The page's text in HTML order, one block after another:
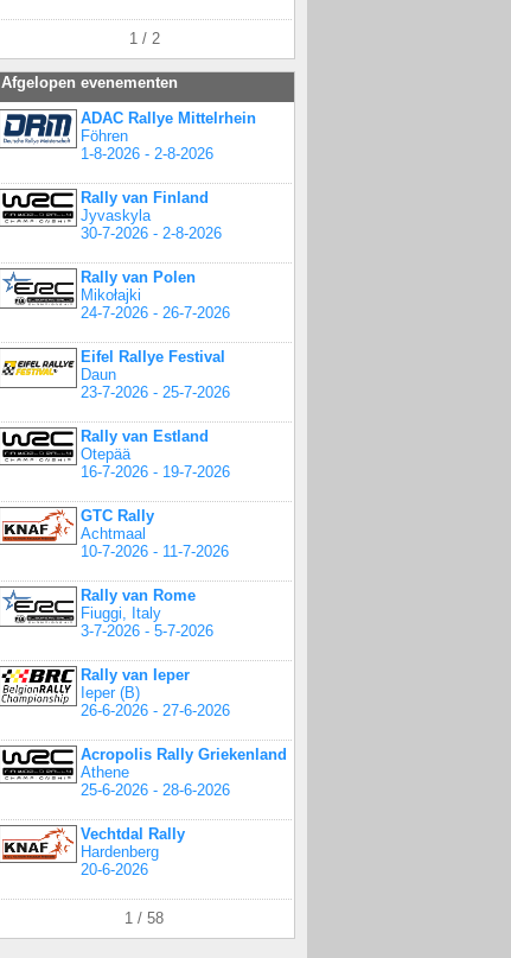
1 / 2
Afgelopen evenementen
ADAC Rallye Mittelrhein
Föhren
1-8-2026 - 2-8-2026
Rally van Finland
Jyvaskyla
30-7-2026 - 2-8-2026
Rally van Polen
Mikołajki
24-7-2026 - 26-7-2026
Eifel Rallye Festival
Daun
23-7-2026 - 25-7-2026
Rally van Estland
Otepää
16-7-2026 - 19-7-2026
GTC Rally
Achtmaal
10-7-2026 - 11-7-2026
Rally van Rome
Fiuggi, Italy
3-7-2026 - 5-7-2026
Rally van Ieper
Ieper (B)
26-6-2026 - 27-6-2026
Acropolis Rally Griekenland
Athene
25-6-2026 - 28-6-2026
Vechtdal Rally
Hardenberg
20-6-2026
1 / 58